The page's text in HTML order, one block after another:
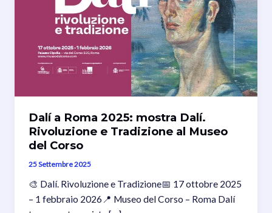
Dalí a Roma 2025: mostra Dalí.
Rivoluzione e Tradizione al Museo
del Corso
25 Settembre 2025
🎨 Dalí. Rivoluzione e Tradizione📅 17 ottobre 2025
– 1 febbraio 2026📍 Museo del Corso – Roma Dalí